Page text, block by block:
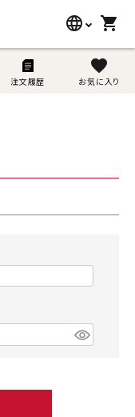
language shopping_cart
注文履歴
favorite
お気に入り
search